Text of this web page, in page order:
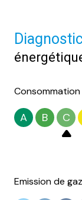
A B C
Emission de